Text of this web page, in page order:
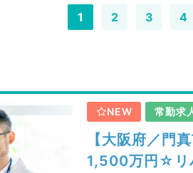
1 2 3 4
NEW 常勤求
【大阪府／門
1,500万円☆リ